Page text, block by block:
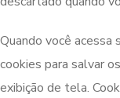
Quando você acessa
cookies para salvar
exibição de tela.